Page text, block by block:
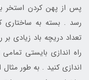
پس از پهن کردن استخر
رسد . بسته به ساختاری
تعداد دریچه باد زیادی بر
راه اندازی بایستی
اندازی کنید . به طور